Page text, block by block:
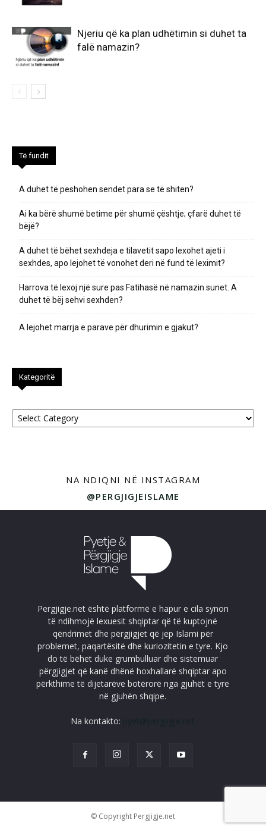
Njeriu që ka plan udhëtimin si duhet ta
falë namazin?
Të fundit
A duhet të peshohen sendet para se të shiten?
Ai ka bërë shumë betime për shumë çështje; çfarë duhet të
bëjë?
A duhet të bëhet sexhdeja e tilavetit sapo lexohet ajeti i
sexhdes, apo lejohet të vonohet deri në fund të leximit?
Harrova të lexoj një sure pas Fatihasë në namazin sunet. A
duhet të bëj sehvi sexhden?
A lejohet marrja e parave për dhurimin e gjakut?
Kategoritë
Kategoritë
NA NDIQNI NË INSTAGRAM
@PERGJIGJEISLAME
Pergjigje.net është platformë e hapur e cila synon
të ndihmojë lexuesit shqiptar që të kuptojnë
qëndrimet dhe përgjigjet që jep Islami për
problemet, paqartësitë dhe kuriozitetin e tyre. Kjo
do të bëhet duke grumbulluar dhe sistemuar
përgjigjet që kanë dhënë hoxhallarë shqiptar apo
përkthime të dijetarëve botërorë nga gjuhët e tyre
në gjuhën shqipe.
Na kontakto:
© Copyright Pergjigje.net